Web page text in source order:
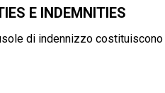
E INDEMNITIES
di indennizzo